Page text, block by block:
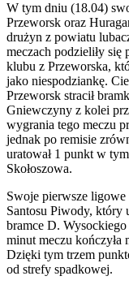
W tym dniu (18.04)
Przeworsk oraz
drużyn z powiatu
meczach podzieliły
klubu z Przeworska,
jako niespodziankę.
Przeworsk stracił
Gniewczyny z kolei
wygrania tego meczu
jednak po remisie
uratował 1 punkt w
Skołoszowa.
Swoje pierwsze ligowe
Santosu Piwody, który
bramce D.
minut meczu kończyła
Dzięki tym trzem
od strefy spadkowej.